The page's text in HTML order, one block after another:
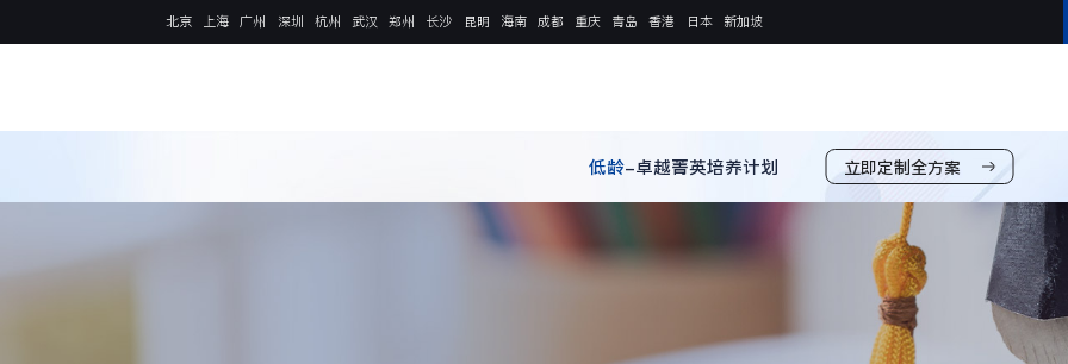
北京 上海 广州 深圳 杭州 武汉 郑州 长沙 昆明 海南 成都 重庆 青岛 香港 日本 新加坡
低龄-卓越菁英培养计划 立即定制全方案